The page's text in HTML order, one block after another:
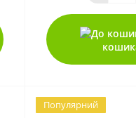
Популярний